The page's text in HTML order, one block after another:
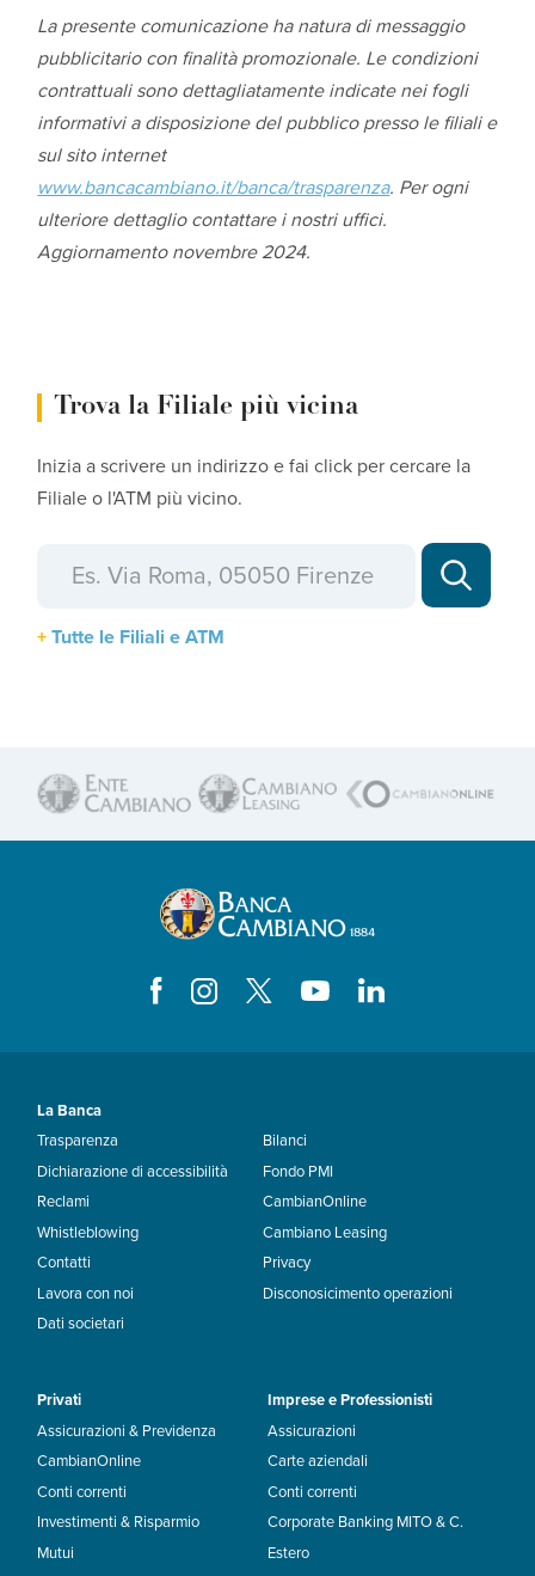
La presente comunicazione ha natura di messaggio
pubblicitario con finalità promozionale. Le condizioni
contrattuali sono dettagliatamente indicate nei fogli
informativi a disposizione del pubblico presso le filiali e
sul sito internet
www.bancacambiano.it/banca/trasparenza. Per ogni
ulteriore dettaglio contattare i nostri uffici.
Aggiornamento novembre 2024.
Trova la Filiale più vicina
Inizia a scrivere un indirizzo e fai click per cercare la
Filiale o l'ATM più vicino.
Tutte le Filiali e ATM
La Banca
Trasparenza
Dichiarazione di accessibilità
Reclami
Whistleblowing
Contatti
Lavora con noi
Dati societari
Bilanci
Fondo PMI
CambianOnline
Cambiano Leasing
Privacy
Disconosicimento operazioni
Privati
Assicurazioni & Previdenza
CambianOnline
Conti correnti
Investimenti & Risparmio
Mutui
Imprese e Professionisti
Assicurazioni
Carte aziendali
Conti correnti
Corporate Banking MITO & C.
Estero